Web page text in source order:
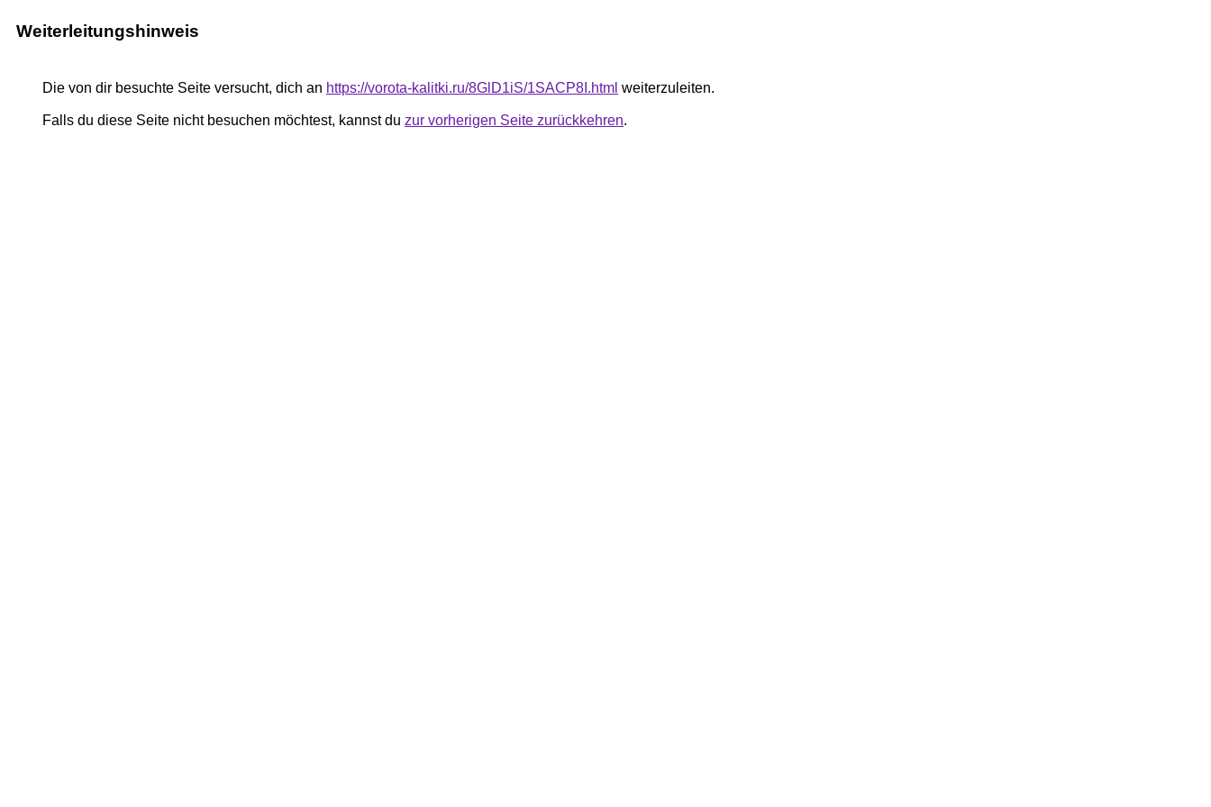
Weiterleitungshinweis
Die von dir besuchte Seite versucht, dich an https://vorota-kalitki.ru/8GlD1iS/1SACP8I.html weiterzuleiten.
Falls du diese Seite nicht besuchen möchtest, kannst du zur vorherigen Seite zurückkehren.